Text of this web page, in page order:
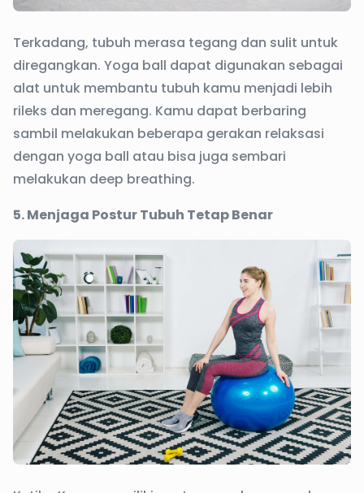
Terkadang, tubuh merasa tegang dan sulit untuk
diregangkan. Yoga ball dapat digunakan sebagai
alat untuk membantu tubuh kamu menjadi lebih
rileks dan meregang. Kamu dapat berbaring
sambil melakukan beberapa gerakan relaksasi
dengan yoga ball atau bisa juga sembari
melakukan deep breathing.
5. Menjaga Postur Tubuh Tetap Benar